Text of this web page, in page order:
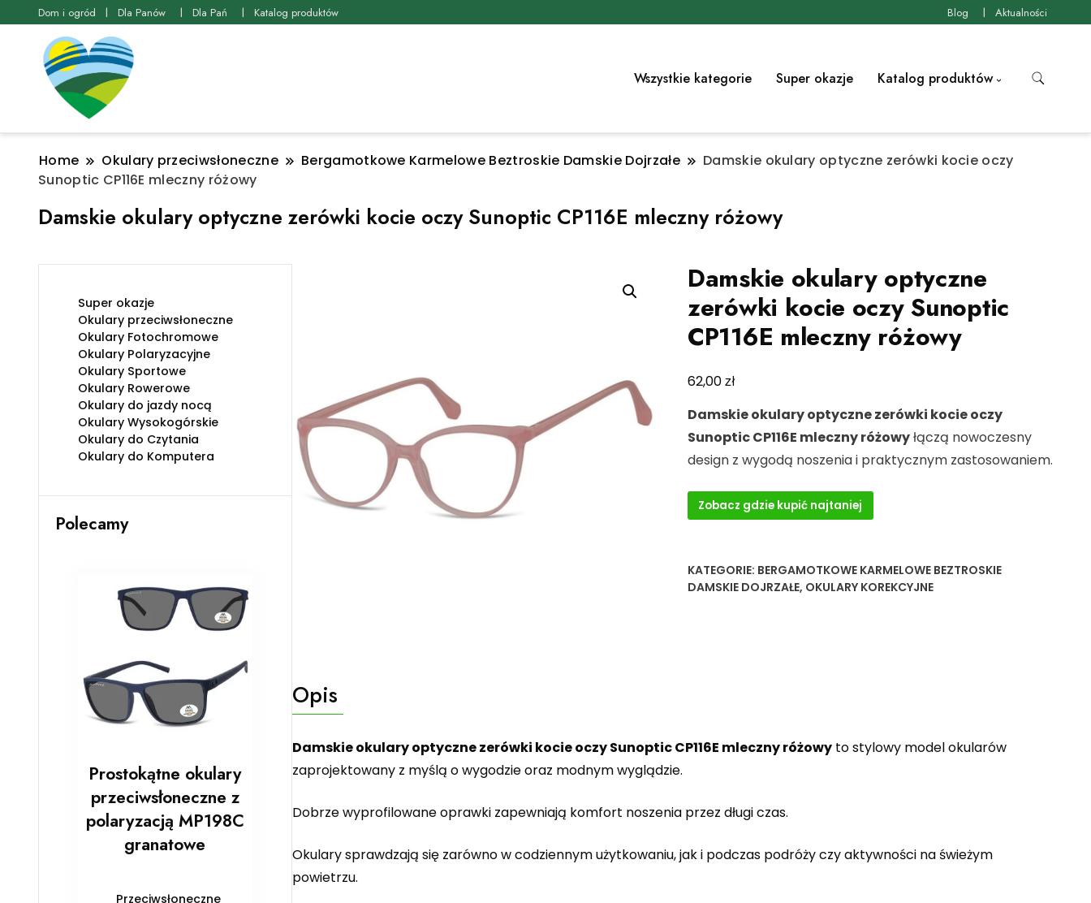
Dom i ogród Dla Panów Dla Pań Katalog produktów Blog Aktualności
Wszystkie kategorie Super okazje Katalog produktów
Home Okulary przeciwsłoneczne Bergamotkowe Karmelowe Beztroskie Damskie Dojrzałe
Damskie okulary optyczne zerówki kocie oczy
Sunoptic CP116E mleczny różowy
Damskie okulary optyczne zerówki kocie oczy Sunoptic CP116E mleczny różowy
Damskie okulary optyczne
zerówki kocie oczy Sunoptic
CP116E mleczny różowy
62,00zł
Damskie okulary optyczne zerówki kocie oczy
Sunoptic CP116E mleczny różowyłączą nowoczesny
design z wygodą noszenia i praktycznym zastosowaniem.
Zobacz gdzie kupić najtaniej
KATEGORIE: BERGAMOTKOWE KARMELOWE BEZTROSKIE
DAMSKIE DOJRZAŁE, OKULARY KOREKCYJNE
Opis
Damskie okulary optyczne zerówki kocie oczy Sunoptic CP116E mleczny różowyto stylowy model okularów
zaprojektowany z myślą o wygodzie oraz modnym wyglądzie.
Dobrze wyprofilowane oprawki zapewniają komfort noszenia przez długi czas.
Okulary sprawdzają się zarówno w codziennym użytkowaniu, jak i podczas podróży czy aktywności na świeżym
powietrzu.
Super okazje
Okulary przeciwsłoneczne
Okulary Fotochromowe
Okulary Polaryzacyjne
Okulary Sportowe
Okulary Rowerowe
Okulary do jazdy nocą
Okulary Wysokogórskie
Okulary do Czytania
Okulary do Komputera
Polecamy
Prostokątne okulary
przeciwsłoneczne z
polaryzacją MP198C
granatowe
Przeciwsłoneczne